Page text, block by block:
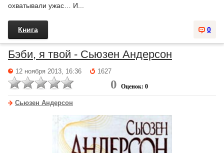
охватывали ужас… И...
0
Книга
Бэби, я твой - Сьюзен Андерсон
12 ноября 2013, 16:36 1627
0 Оценок: 0
Сьюзен Андерсон